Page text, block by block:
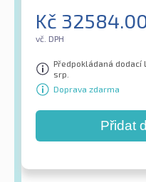
Kč
vč. DPH
Předpokládaná dodací
srp.
Doprava zdarma
Přidat